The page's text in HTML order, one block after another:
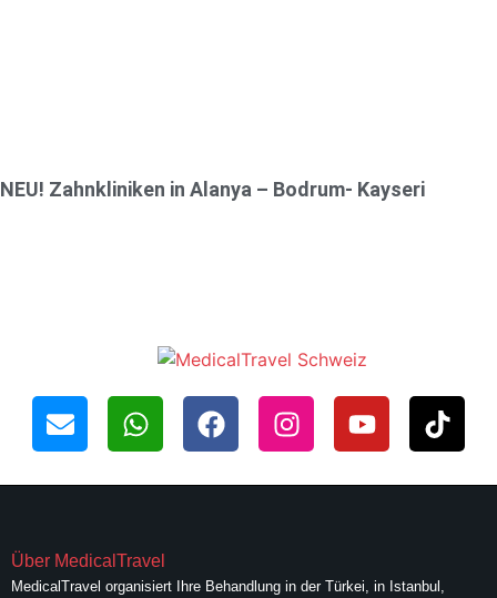
NEU! Zahnkliniken in Alanya – Bodrum- Kayseri
Über MedicalTravel
MedicalTravel organisiert Ihre Behandlung in der Türkei, in Istanbul,